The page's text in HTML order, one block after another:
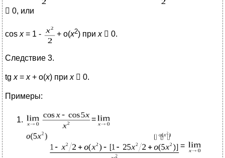
 0, или
cosx= 1 - + o(x2) прих 0.
Следствие 3.
tg x= x+ o(x) при х 0.
Примеры:
=
=